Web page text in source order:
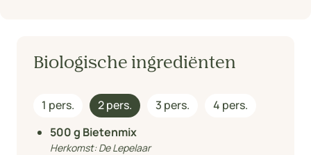
Biologische ingrediënten
1 pers. 2 pers. 3 pers.
4 pers.
500g Bietenmix
Herkomst:De Lepelaar